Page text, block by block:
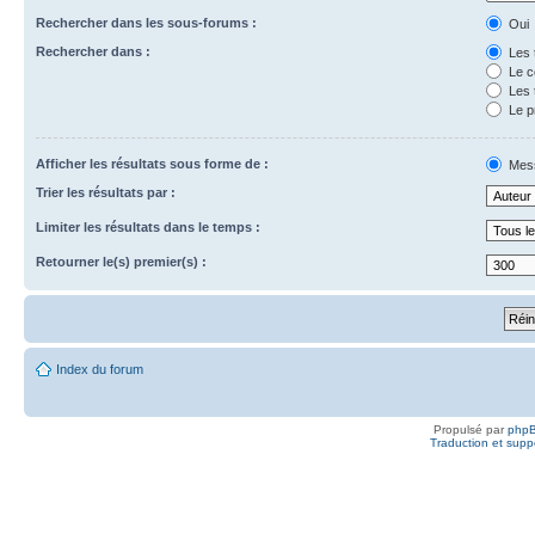
Rechercher dans les sous-forums :
Oui
Rechercher dans :
Les
Le
Les
Le
Afficher les résultats sous forme de :
Trier les résultats par :
Limiter les résultats dans le temps :
Retourner le(s) premier(s) :
Index du forum
Propulsé par
Traduction et